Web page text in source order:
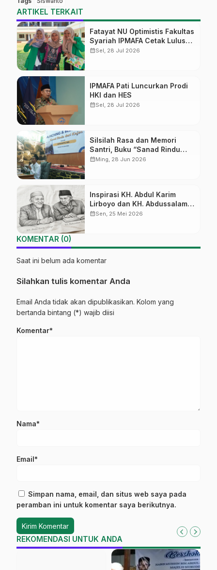
ARTIKEL TERKAIT
Fatayat NU Optimistis Fakultas
Syariah IPMAFA Cetak Lulusan
yang Dibutuhkan Masyarakat
calendar_monthSel, 28 Jul 2026
IPMAFA Pati Luncurkan Prodi
HKI dan HES
calendar_monthSel, 28 Jul 2026
Silsilah Rasa dan Memori
Santri, Buku “Sanad Rindu
dari Kajen” Resmi Diluncurkan
calendar_monthMing, 28 Jun 2026
Inspirasi KH. Abdul Karim
Lirboyo dan KH. Abdussalam
Kajen
calendar_monthSen, 25 Mei 2026
KOMENTAR (0)
Saat ini belum ada komentar
Silahkan tulis komentar Anda
Email Anda tidak akan dipublikasikan. Kolom yang
bertanda bintang (*) wajib diisi
Komentar*
Nama*
Email*
Simpan nama, email, dan situs web saya pada
peramban ini untuk komentar saya berikutnya.
REKOMENDASI UNTUK ANDA